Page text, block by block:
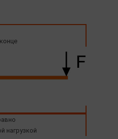
нагрузкой